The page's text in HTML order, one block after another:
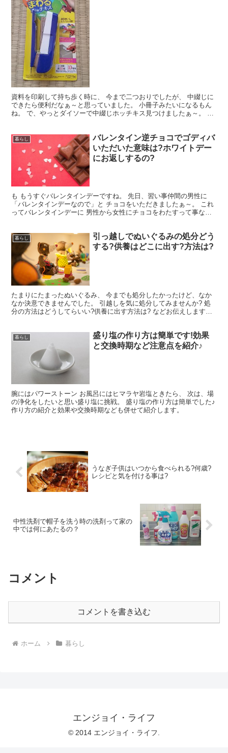
資料を印刷して持ち歩く時に、 今まで二つおりでしたが、 中綴じに
できたら便利だなぁ～と思っていました。 小冊子みたいになるもん
ね。 で、やっとダイソーで中綴じホッチキス見つけましたぁ～。 欲
暮らし
バレンタイン逆チョコでゴディバ
いただいた意味は?ホワイトデー
にお返しするの?
も もうすぐバレンタインデーですね。 先日、習い事仲間の男性に
「バレンタインデーなので」と チョコをいただきましたぁ～。 これ
ってバレンタインデーに 男性から女性にチョコをわたすって事なの
暮らし
引っ越しでぬいぐるみの処分どう
する?供養はどこに出す?方法は?
たまりにたまったぬいぐるみ、 今までも処分したかったけど、なか
なか決意できませんでした。 引越しを気に処分してみませんか? 処
分の方法はどうしてらいい?供養に出す方法は? などお伝えします
暮らし
盛り塩の作り方は簡単です!効果
と交換時期など注意点を紹介♪
腕にはパワーストーン お風呂にはヒマラヤ岩塩ときたら、 次は、場
の浄化をしたいと思い盛り塩に挑戦。 盛り塩の作り方は簡単でした♪
作り方の紹介と効果や交換時期なども併せて紹介します。
うなぎ子供はいつから食べられる?何歳?
レシピと気を付ける事は?
中性洗剤で帽子を洗う時の洗剤って家の
中では何にあたるの？
コメント
コメントを書き込む
ホーム 暮らし
エンジョイ・ライフ
© 2014 エンジョイ・ライフ.